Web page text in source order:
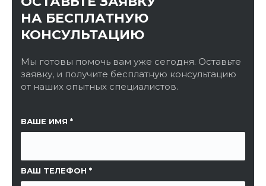
НА БЕСПЛАТНУЮ
КОНСУЛЬТАЦИЮ
Мы готовы помочь вам уже сегодня. Оставьте
заявку, и получите бесплатную консультацию
от наших опытных специалистов.
ВАШЕ ИМЯ
ВАШ ТЕЛЕФОН
ССЫЛКА НА СТРАНИЦУ